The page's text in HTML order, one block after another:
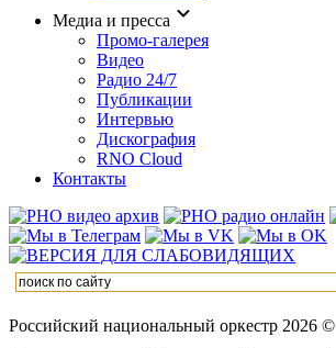
Медиа и пресса
Промо-галерея
Видео
Радио 24/7
Публикации
Интервью
Дискография
RNO Cloud
Контакты
Российский национальный оркестр 2026 ©